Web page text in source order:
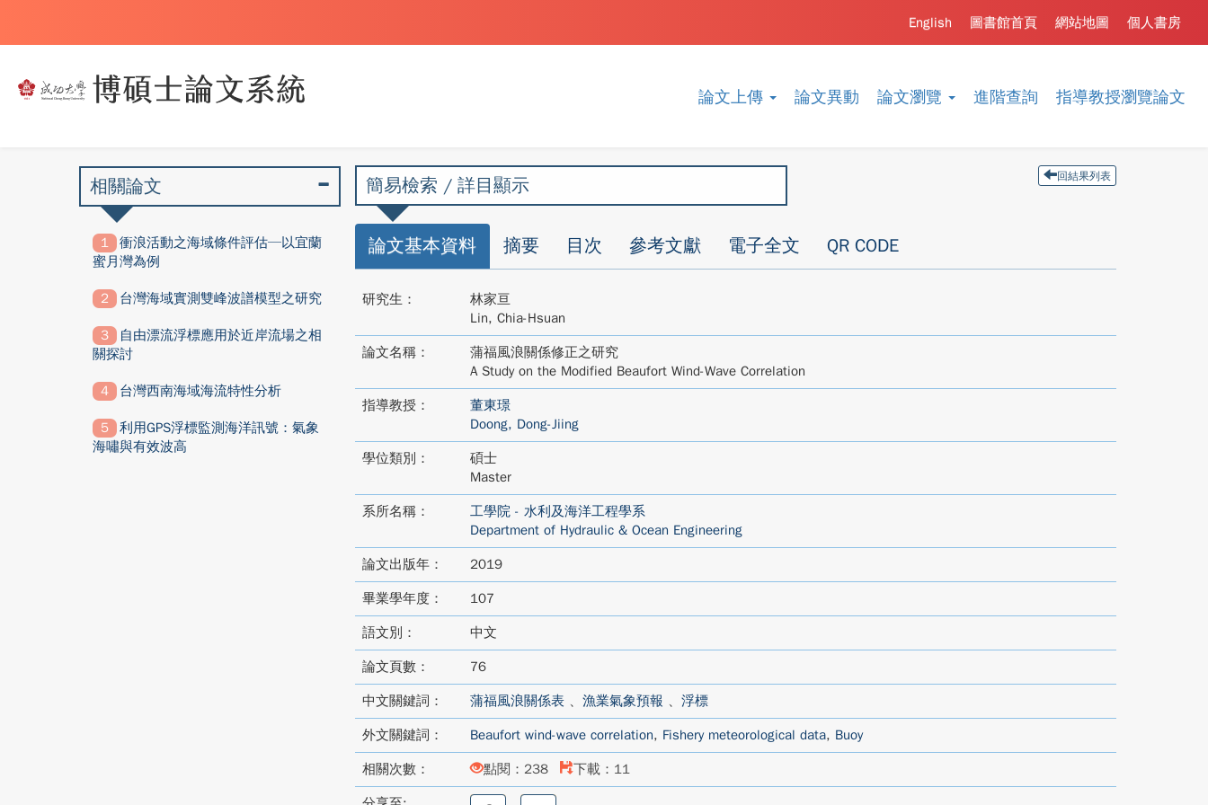
論文上傳 論文異動 論文瀏覽 進階查詢 指導教授瀏覽論文
個人書房
網站地圖
圖書館首頁
English
簡易檢索 / 詳目顯示 回結果列表
論文基本資料 摘要 目次 參考文獻 電子全文 QR CODE
研究生：
林家亘
Lin, Chia-Hsuan
論文名稱：
蒲福風浪關係修正之研究
A Study on the Modified Beaufort Wind-Wave Correlation
指導教授：
董東璟
Doong, Dong-Jiing
學位類別：
碩士
Master
系所名稱：
工學院 - 水利及海洋工程學系
Department of Hydraulic & Ocean Engineering
論文出版年： 2019
畢業學年度： 107
語文別： 中文
論文頁數： 76
中文關鍵詞： 蒲福風浪關係表、 漁業氣象預報 、 浮標
外文關鍵詞： Beaufort wind-wave correlation, Fishery meteorological data, Buoy
相關次數： 點閱：238 下載：11
相關論文
衝浪活動之海域條件評估─以宜蘭
蜜月灣為例
台灣海域實測雙峰波譜模型之研究
自由漂流浮標應用於近岸流場之相
關探討
台灣西南海域海流特性分析
利用GPS浮標監測海洋訊號：氣象
海嘯與有效波高